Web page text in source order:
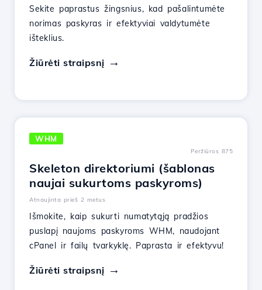
Sekite paprastus žingsnius, kad pašalintumėte
norimas paskyras ir efektyviai valdytumėte
išteklius.
Žiūrėti straipsnį
WHM
Peržiūros 875
Skeleton direktoriumi (šablonas
naujai sukurtoms paskyroms)
Atnaujinta prieš 2 metus
Išmokite, kaip sukurti numatytąją pradžios
puslapį naujoms paskyroms WHM, naudojant
cPanel ir failų tvarkyklę. Paprasta ir efektyvu!
Žiūrėti straipsnį